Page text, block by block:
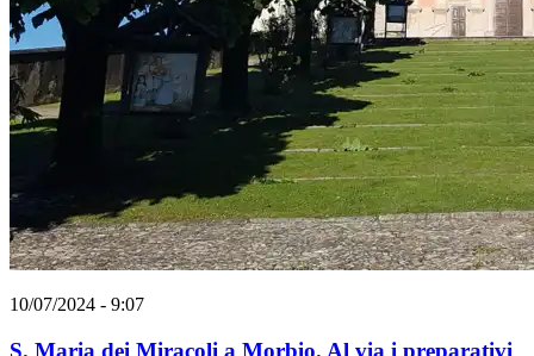
10/07/2024 - 9:07
S. Maria dei Miracoli a Morbio. Al via i preparativi